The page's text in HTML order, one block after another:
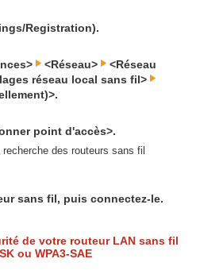
Registration).
<Réseau>
<Réseau
réseau local sans fil>
point d'accès>.
des routeurs sans fil
sans fil, puis connectez-le.
de votre routeur LAN sans fil
ou WPA3-SAE